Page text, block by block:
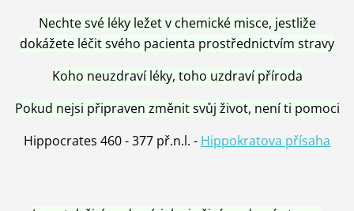
Nechte své léky ležet v chemické misce, jestliže
dokážete léčit svého pacienta prostřednictvím stravy
Koho neuzdraví léky, toho uzdraví příroda
Pokud nejsi připraven změnit svůj život, není ti pomoci
Hippocrates 460 - 377 př.n.l. - Hippokratova přísaha